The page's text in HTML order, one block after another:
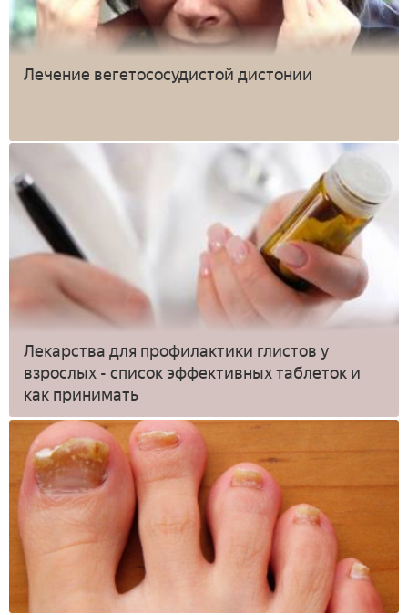
Лечение вегетососудистой дистонии
Лекарства для профилактики глистов у
взрослых - список эффективных таблеток и
как принимать